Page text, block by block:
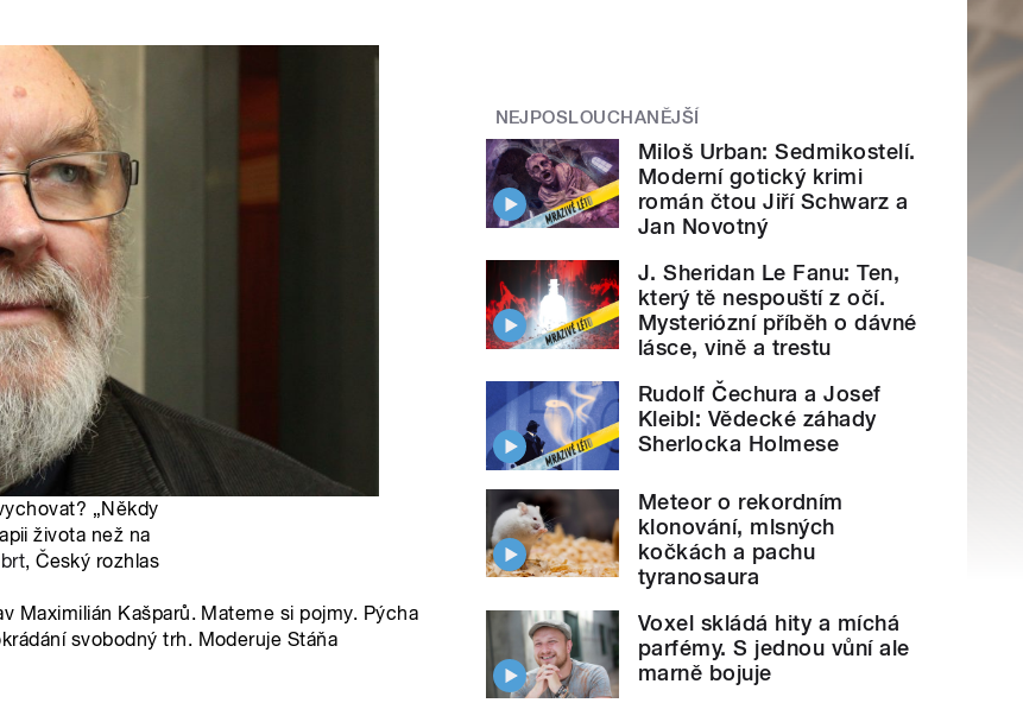
„Někdy
života než na
, Český rozhlas
Maximilián Kašparů. Mateme si pojmy. Pýcha
svobodný trh. Moderuje Stáňa
NEJPOSLOUCHANĚJŠÍ
Miloš Urban: Sedmikostelí.
Moderní gotický krimi
román čtou Jiří Schwarz a
Jan Novotný
J. Sheridan Le Fanu: Ten,
který tě nespouští z očí.
Mysteriózní příběh o dávné
lásce, vině a trestu
Rudolf Čechura a Josef
Kleibl: Vědecké záhady
Sherlocka Holmese
Meteor o rekordním
klonování, mlsných
kočkách a pachu
tyranosaura
Voxel skládá hity a míchá
parfémy. S jednou vůní ale
marně bojuje